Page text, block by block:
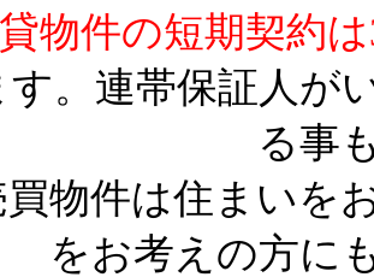
物件の短期契約
す。連帯保証人が
る事
買物件は住まいを
をお考えの方に